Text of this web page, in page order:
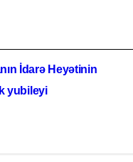
İdarə Heyətinin
yubileyi